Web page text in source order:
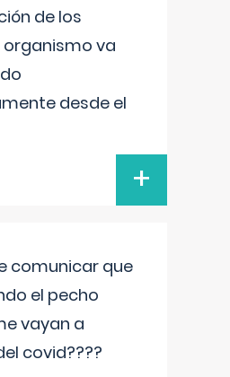
de los
organismo va
desde el
+
comunicar que
el pecho
vayan a
covid????